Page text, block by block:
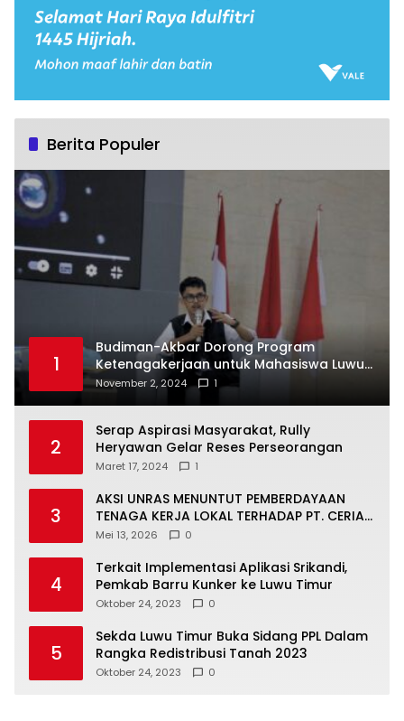
Berita Populer
1
Budiman-Akbar Dorong Program
Ketenagakerjaan untuk Mahasiswa Luwu
Timur, Juru Bicara: Ini Peluang Nyata bagi
November 2, 2024 1
2
Serap Aspirasi Masyarakat, Rully
Heryawan Gelar Reses Perseorangan
Maret 17, 2024 1
3
AKSI UNRAS MENUNTUT PEMBERDAYAAN
TENAGA KERJA LOKAL TERHADAP PT. CERIA
NUGRAHA LESTARI
Mei 13, 2026 0
4
Terkait Implementasi Aplikasi Srikandi,
Pemkab Barru Kunker ke Luwu Timur
Oktober 24, 2023 0
5
Sekda Luwu Timur Buka Sidang PPL Dalam
Rangka Redistribusi Tanah 2023
Oktober 24, 2023 0